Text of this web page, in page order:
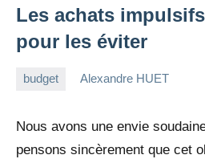
Les achats
pour les éviter
budget
2022
Alexandre HUET
Nous avons une envie
pensons sincèrement que cet